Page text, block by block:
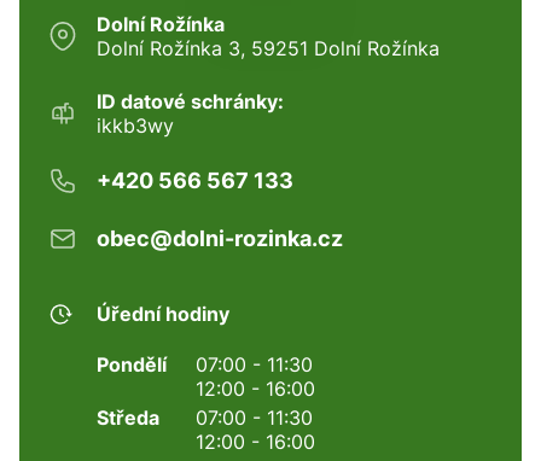
Dolní Rožínka
Dolní Rožínka 3, 59251 Dolní Rožínka
ID datové schránky:
ikkb3wy
+420 566 567 133
obec@dolni-rozinka.cz
Úřední hodiny
Pondělí
07:00 - 11:30
12:00 - 16:00
Středa
07:00 - 11:30
12:00 - 16:00